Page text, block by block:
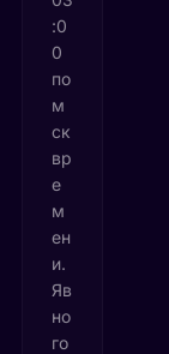
:0
0
по
м
ск
вр
е
м
ен
и.
Яв
но
го